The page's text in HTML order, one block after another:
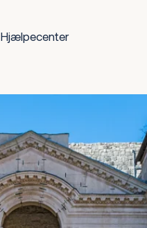
Hjælpecenter